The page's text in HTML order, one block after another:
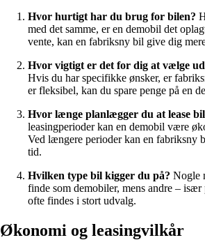
Hvor hurtigt har du brug for bilen?
med det samme, er en demobil det
vente, kan en fabriksny bil give dig
Hvor vigtigt er det for dig at vælge
Hvis du har specifikke ønsker, er
er fleksibel, kan du spare penge på en
Hvor længe planlægger du at lease
leasingperioder kan en demobil være
Ved længere perioder kan en fabriksny
tid.
Hvilken type bil kigger du på? Nogle
finde som demobiler, mens andre –
ofte findes i stort udvalg.
Økonomi og leasingvilkår